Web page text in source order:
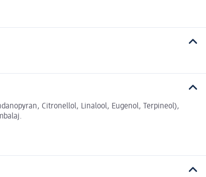
Citronellol, Linalool, Eugenol, Terpineol),